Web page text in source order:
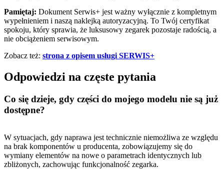
Pamiętaj: Dokument Serwis+ jest ważny wyłącznie z kompletnym
wypełnieniem i naszą naklejką autoryzacyjną. To Twój certyfikat
spokoju, który sprawia, że luksusowy zegarek pozostaje radością, a
nie obciążeniem serwisowym.
Zobacz też: strona z opisem usługi SERWIS+
Odpowiedzi na częste pytania
Co się dzieje, gdy części do mojego modelu nie są już
dostępne?
W sytuacjach, gdy naprawa jest technicznie niemożliwa ze względu
na brak komponentów u producenta, zobowiązujemy się do
wymiany elementów na nowe o parametrach identycznych lub
zbliżonych, zachowując funkcjonalność zegarka.